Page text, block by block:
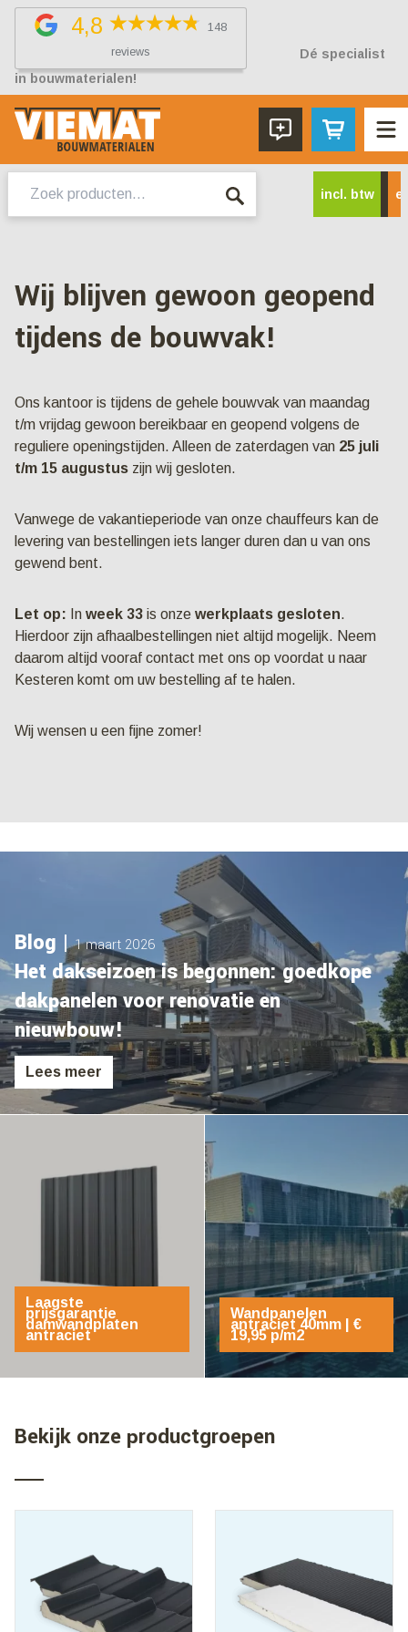
4,8
148
reviews
Dé specialist
in bouwmaterialen!
naar:
incl. btw
Wij blijven gewoon geopend
tijdens de bouwvak!
Ons kantoor is tijdens de gehele bouwvak van maandag
t/m vrijdag gewoon bereikbaar en geopend volgens de
reguliere openingstijden. Alleen de zaterdagen van 25 juli
t/m 15 augustus zijn wij gesloten.
Vanwege de vakantieperiode van onze chauffeurs kan de
levering van bestellingen iets langer duren dan u van ons
gewend bent.
Let op: In week 33 is onze werkplaats gesloten.
Hierdoor zijn afhaalbestellingen niet altijd mogelijk. Neem
daarom altijd vooraf contact met ons op voordat u naar
Kesteren komt om uw bestelling af te halen.
Wij wensen u een fijne zomer!
Blog |1 maart 2026
Het dakseizoen is begonnen: goedkope
dakpanelen voor renovatie en
nieuwbouw!
Lees meer
Laagste
prijsgarantie
damwandplaten
antraciet
Wandpanelen
antraciet 40mm | €
19,95 p/m2
Bekijk onze productgroepen